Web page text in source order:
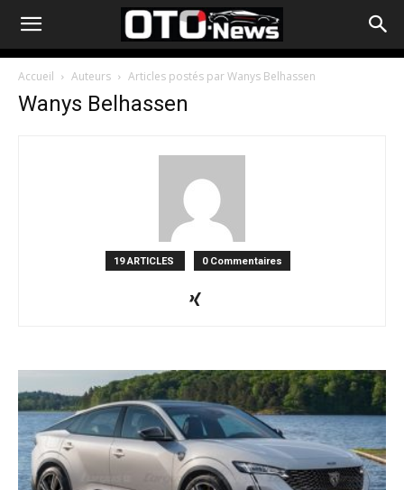
Accueil Auteurs Articles postés par Wanys Belhassen
Wanys Belhassen
19 ARTICLES 0 Commentaires